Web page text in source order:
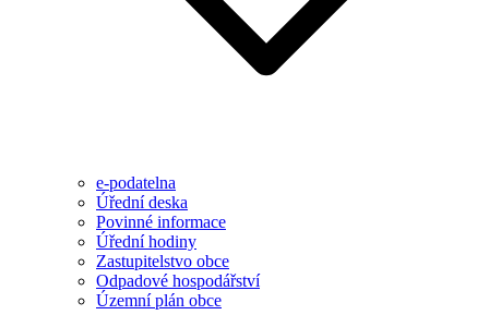
e-podatelna
Úřední deska
Povinné informace
Úřední hodiny
Zastupitelstvo obce
Odpadové hospodářství
Územní plán obce